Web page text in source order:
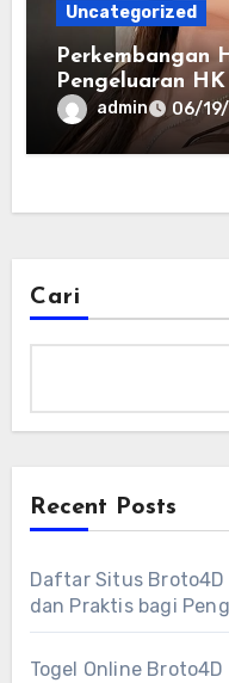
Uncategorized
Perkembangan
Pengeluaran
Lengkap
admin 06/
Cari
Recent Posts
Daftar Situs Broto4D
dan Praktis bagi
Togel Online